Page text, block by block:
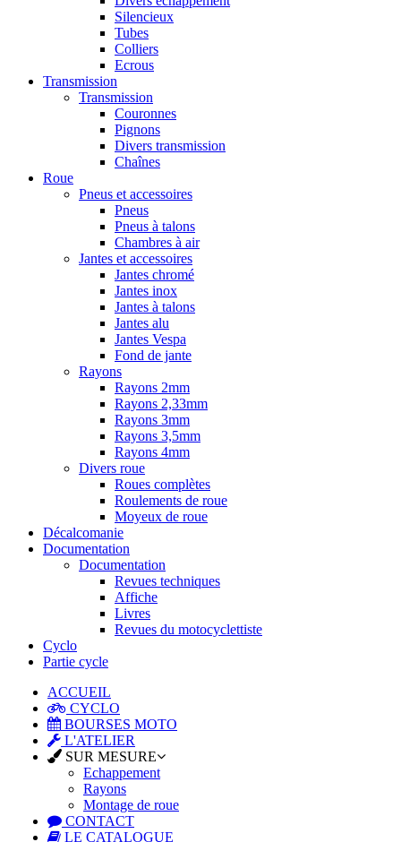
Silencieux
Tubes
Colliers
Ecrous
Transmission
Transmission
Couronnes
Pignons
Divers transmission
Chaînes
Roue
Pneus et accessoires
Pneus
Pneus à talons
Chambres à air
Jantes et accessoires
Jantes chromé
Jantes inox
Jantes à talons
Jantes alu
Jantes Vespa
Fond de jante
Rayons
Rayons 2mm
Rayons 2,33mm
Rayons 3mm
Rayons 3,5mm
Rayons 4mm
Divers roue
Roues complètes
Roulements de roue
Moyeux de roue
Décalcomanie
Documentation
Documentation
Revues techniques
Affiche
Livres
Revues du motocyclettiste
Cyclo
Partie cycle
ACCUEIL
CYCLO
BOURSES MOTO
L'ATELIER
SUR MESURE
Echappement
Rayons
Montage de roue
CONTACT
LE CATALOGUE